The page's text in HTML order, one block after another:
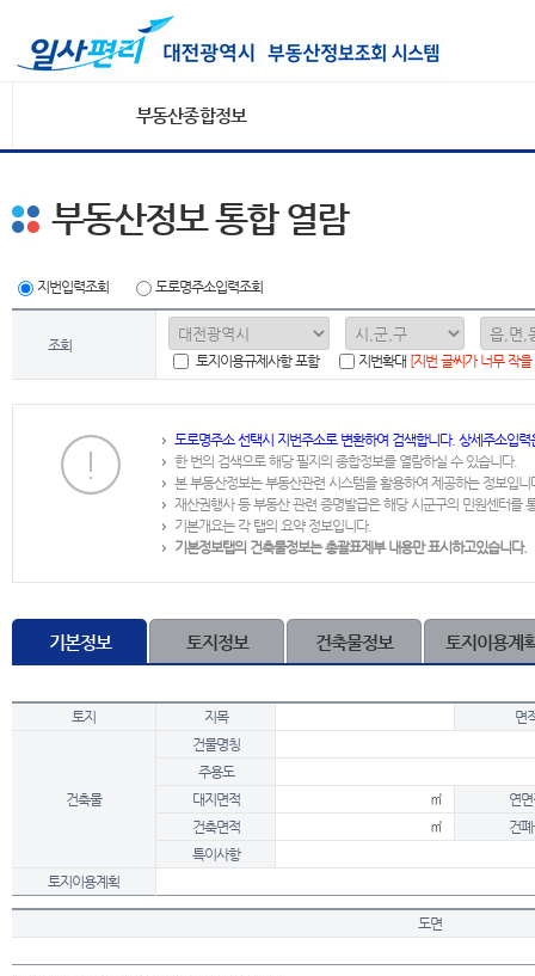
부동산종합정보
부동산정보 통합 열람
지번입력조회 도로명주소입력조회
조회
토지이용규제사항 포함
지번확대 [지번 글씨가 너무 작
도로명주소 선택시 지번주소로 변환하여 검색합니다. 상세주소입
한 번의 검색으로 해당 필지의 종합정보를 열람하실 수 있습니다.
본 부동산정보는 부동산관련 시스템을 활용하여 제공하는 정보입니
재산권행사 등 부동산 관련 증명발급은 해당 시군구의 민원센터를
기본개요는 각 탭의 요약 정보입니다.
기본정보탭의 건축물정보는 총괄표제부 내용만 표시하고있습니다.
기본정보 토지정보 건축물정보 토지이용계
토지 지목 면
건축물
건물명칭
주용도
대지면적
㎡
연
건축면적
㎡
건
특이사항
토지이용계획
도면